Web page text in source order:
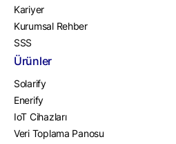
Kariyer
Kurumsal Rehber
SSS
Ürünler
Solarify
Enerify
IoT Cihazları
Veri Toplama Panosu